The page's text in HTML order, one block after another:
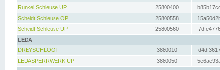
Runkel Schleuse UP
25800400
Scheidt Schleuse OP
25800558
Scheidt Schleuse UP
25800560
LEDA
DREYSCHLOOT
3880010
LEDASPERRWERK UP
3880050